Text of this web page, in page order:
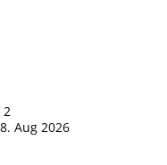
8. Aug 2026